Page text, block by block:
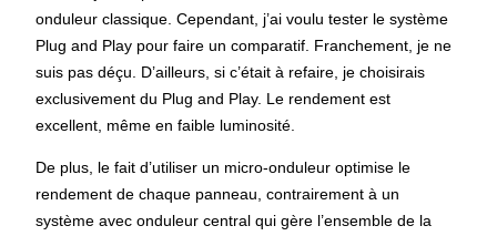
onduleur classique. Cependant, j’ai voulu tester le système
Plug and Play pour faire un comparatif. Franchement, je ne
suis pas déçu. D’ailleurs, si c’était à refaire, je choisirais
exclusivement du Plug and Play. Le rendement est
excellent, même en faible luminosité.
De plus, le fait d’utiliser un micro-onduleur optimise le
rendement de chaque panneau, contrairement à un
système avec onduleur central qui gère l’ensemble de la